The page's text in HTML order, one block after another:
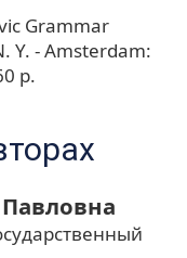
Grammar
Y. - Amsterdam:
p.